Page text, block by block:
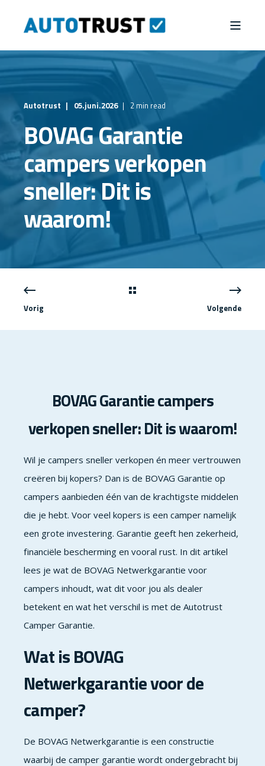
Autotrust 05.juni.2026 2 min read
BOVAG Garantie
campers verkopen
sneller: Dit is
waarom!
Vorig Volgende
BOVAG Garantie campers
verkopen sneller: Dit is waarom!
Wil je campers sneller verkopen én meer vertrouwen
creëren bij kopers? Dan is de BOVAG Garantie op
campers aanbieden één van de krachtigste middelen
die je hebt. Voor veel kopers is een camper namelijk
een grote investering. Garantie geeft hen zekerheid,
financiële bescherming en vooral rust. In dit artikel
lees je wat de BOVAG Netwerkgarantie voor
campers inhoudt, wat dit voor jou als dealer
betekent en wat het verschil is met de Autotrust
Camper Garantie.
Wat is BOVAG
Netwerkgarantie voor de
camper?
De BOVAG Netwerkgarantie is een constructie
waarbij de camper garantie wordt ondergebracht bij